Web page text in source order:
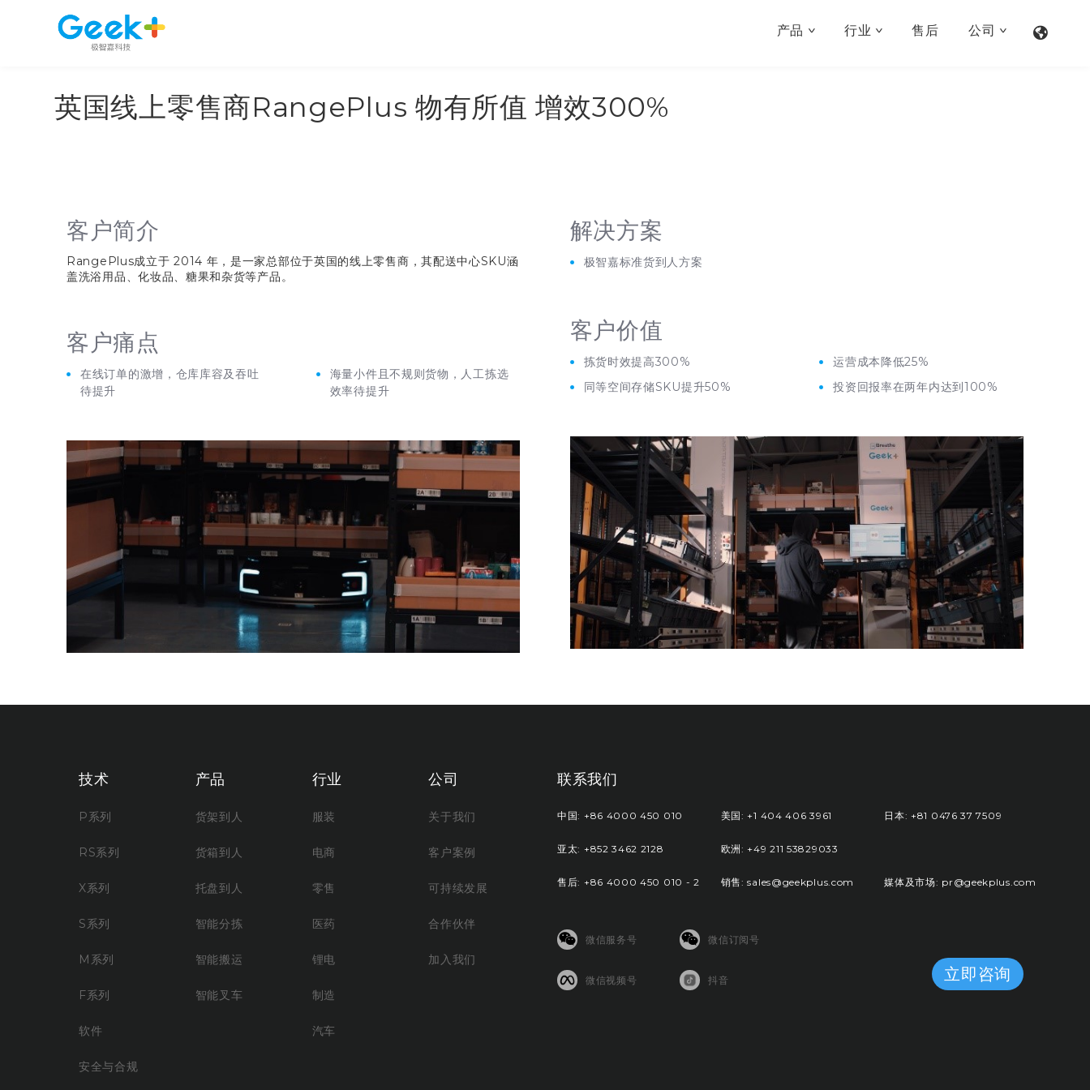
产品 行业 售后 公司
英国线上零售商RangePlus 物有所值 增效300%
客户简介
RangePlus成立于2014 年，是一家总部位于英国的线上零售商，其配送中心SKU涵
盖洗浴用品、化妆品、糖果和杂货等产品。
客户痛点
在线订单的激增，仓库库容及吞吐
待提升
海量小件且不规则货物，人工拣选
效率待提升
解决方案
极智嘉标准货到人方案
客户价值
拣货时效提高300% 运营成本降低25%
同等空间存储SKU提升50% 投资回报率在两年内达到100%
技术
P系列
RS系列
X系列
S系列
M系列
F系列
软件
安全与合规
产品
货架到人
货箱到人
托盘到人
智能分拣
智能搬运
智能叉车
行业
服装
电商
零售
医药
锂电
制造
汽车
公司
关于我们
客户案例
可持续发展
合作伙伴
加入我们
联系我们
中国: +86 4000 450 010
亚太: +852 3462 2128
售后: +86 4000 450 010 - 2
美国: +1 404 406 3961
欧洲: +49 211 53829033
销售: sales@geekplus.com
日本: +81 0476 37 7509
媒体及市场: pr@geekplus.com
微信服务号 微信订阅号
微信视频号 抖音 立即咨询